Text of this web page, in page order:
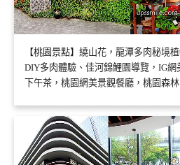
【桃園景點】繞山花，龍潭多肉秘境
DIY多肉體驗、佳河錦鯉園導覽，IG
下午茶，桃園網美景觀餐廳，桃園森